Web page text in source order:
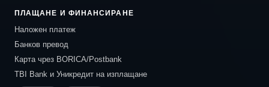
ПЛАЩАНЕ И ФИНАНСИРАНЕ
Наложен платеж
Банков превод
Карта чрез BORICA/Postbank
TBI Bank и Уникредит на изплащане